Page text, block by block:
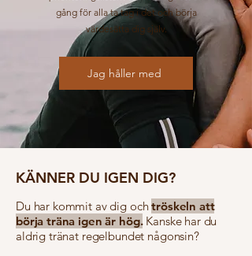
gång för alla ta tag i det och börja
värdesätta dig själv.
Jag håller med
KÄNNER DU IGEN DIG?
Du har kommit av dig ochtröskeln att
börja träna igen är hög.Kanske har du
aldrig tränat regelbundet någonsin?